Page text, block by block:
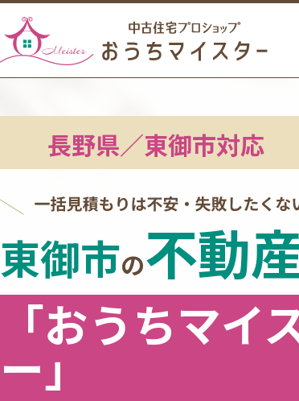
長野県／東御市対応
東御市の不動
「おうちマイ
ー」